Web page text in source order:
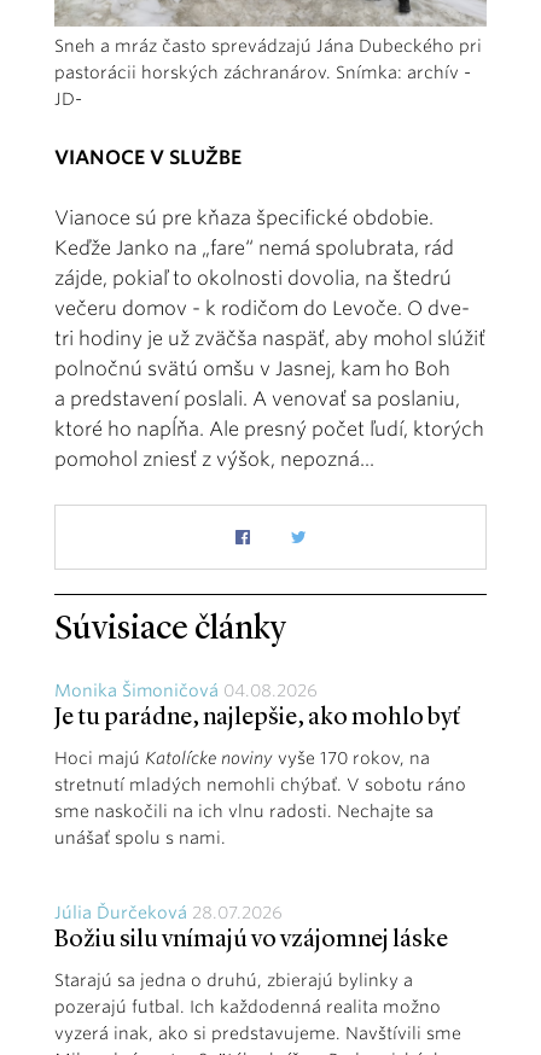
Sneh a mráz často sprevádzajú Jána Dubeckého pri
pastorácii horských záchranárov. Snímka: archív -
JD-
VIANOCE V SLUŽBE
Vianoce sú pre kňaza špecifické obdobie.
Keďže Janko na „fare“ nemá spolubrata, rád
zájde, pokiaľ to okolnosti dovolia, na štedrú
večeru domov - k rodičom do Levoče. O dve-
tri hodiny je už zväčša naspäť, aby mohol slúžiť
polnočnú svätú omšu v Jasnej, kam ho Boh
a predstavení poslali. A venovať sa poslaniu,
ktoré ho napĺňa. Ale presný počet ľudí, ktorých
pomohol zniesť z výšok, nepozná...
Súvisiace články
Monika Šimoničová 04.08.2026
Je tu parádne, najlepšie, ako mohlo byť
Hoci majú Katolícke noviny vyše 170 rokov, na
stretnutí mladých nemohli chýbať. V sobotu ráno
sme naskočili na ich vlnu radosti. Nechajte sa
unášať spolu s nami.
Júlia Ďurčeková 28.07.2026
Božiu silu vnímajú vo vzájomnej láske
Starajú sa jedna o druhú, zbierajú bylinky a
pozerajú futbal. Ich každodenná realita možno
vyzerá inak, ako si predstavujeme. Navštívili sme